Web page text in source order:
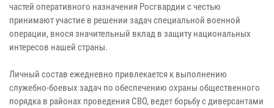
частей оперативного назначения Росгвардии с честью
принимают участие в решении задач специальной военной
операции, внося значительный вклад в защиту национальных
интересов нашей страны.
Личный состав ежедневно привлекается к выполнению
служебно-боевых задач по обеспечению охраны общественного
порядка в районах проведения СВО, ведет борьбу с диверсантами